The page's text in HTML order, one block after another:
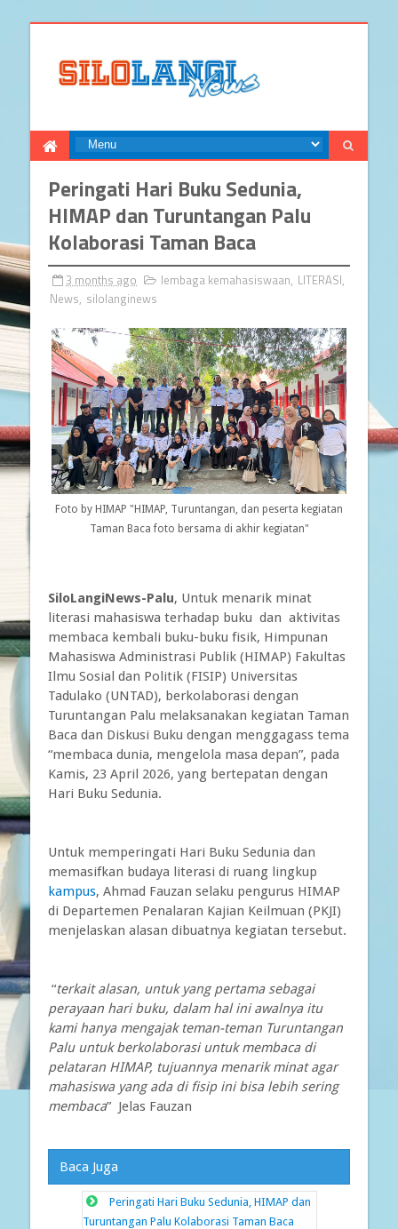
Peringati Hari Buku Sedunia,
HIMAP dan Turuntangan Palu
Kolaborasi Taman Baca
3 months ago lembaga kemahasiswaan, LITERASI,
News, silolanginews
Foto by HIMAP "HIMAP, Turuntangan, dan peserta kegiatan
Taman Baca foto bersama di akhir kegiatan"
SiloLangiNews-Palu, Untuk menarik minat
literasi mahasiswa terhadap buku dan aktivitas
membaca kembali buku-buku fisik, Himpunan
Mahasiswa Administrasi Publik (HIMAP) Fakultas
Ilmu Sosial dan Politik (FISIP) Universitas
Tadulako (UNTAD), berkolaborasi dengan
Turuntangan Palu melaksanakan kegiatan Taman
Baca dan Diskusi Buku dengan menggagass tema
“membaca dunia, mengelola masa depan”, pada
Kamis, 23 April 2026, yang bertepatan dengan
Hari Buku Sedunia.
Untuk memperingati Hari Buku Sedunia dan
memasifkan budaya literasi di ruang lingkup
kampus, Ahmad Fauzan selaku pengurus HIMAP
di Departemen Penalaran Kajian Keilmuan (PKJI)
menjelaskan alasan dibuatnya kegiatan tersebut.
“terkait alasan, untuk yang pertama sebagai
perayaan hari buku, dalam hal ini awalnya itu
kami hanya mengajak teman-teman Turuntangan
Palu untuk berkolaborasi untuk membaca di
pelataran HIMAP, tujuannya menarik minat agar
mahasiswa yang ada di fisip ini bisa lebih sering
membaca” Jelas Fauzan
Baca Juga
Peringati Hari Buku Sedunia, HIMAP dan
Turuntangan Palu Kolaborasi Taman Baca